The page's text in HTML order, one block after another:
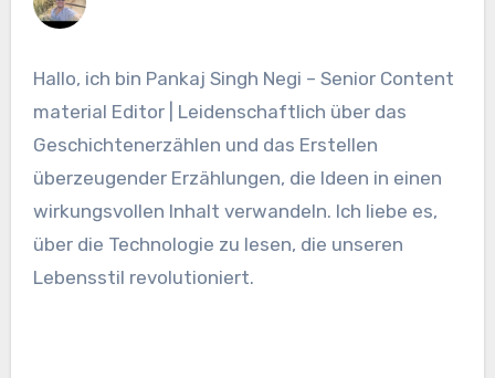
Hallo, ich bin Pankaj Singh Negi – Senior Content
material Editor | Leidenschaftlich über das
Geschichtenerzählen und das Erstellen
überzeugender Erzählungen, die Ideen in einen
wirkungsvollen Inhalt verwandeln. Ich liebe es,
über die Technologie zu lesen, die unseren
Lebensstil revolutioniert.